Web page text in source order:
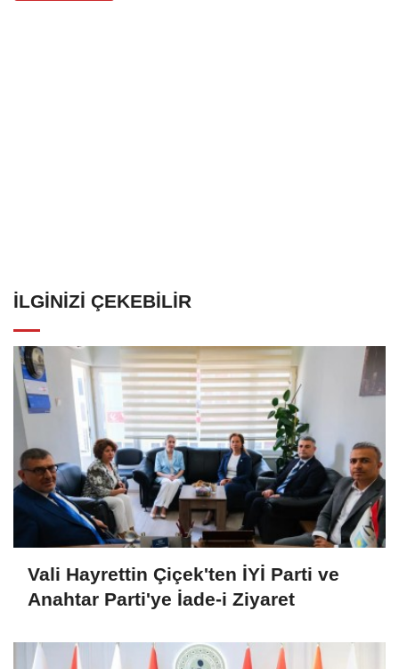
İLGINIZI ÇEKEBILIR
Vali Hayrettin Çiçek'ten İYİ Parti ve
Anahtar Parti'ye İade-i Ziyaret